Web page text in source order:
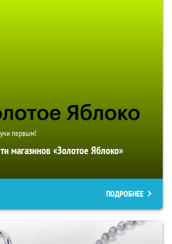
первым!
магазинов «Золотое Яблоко»
ПОДРОБНЕЕ